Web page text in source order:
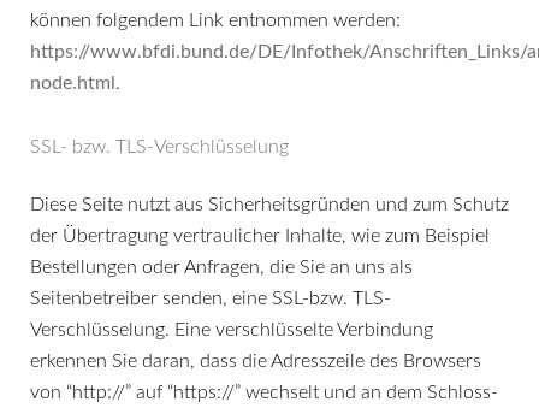
können folgendem Link entnommen werden:
https://www.bfdi.bund.de/DE/Infothek/Anschriften_Links/
node.html .
SSL- bzw. TLS-Verschlüsselung
Diese Seite nutzt aus Sicherheitsgründen und zum Schutz
der Übertragung vertraulicher Inhalte, wie zum Beispiel
Bestellungen oder Anfragen, die Sie an uns als
Seitenbetreiber senden, eine SSL-bzw. TLS-
Verschlüsselung. Eine verschlüsselte Verbindung
erkennen Sie daran, dass die Adresszeile des Browsers
von “http://” auf “https://” wechselt und an dem Schloss-